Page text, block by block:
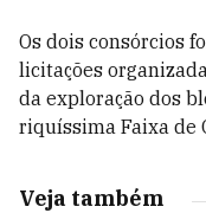
Os dois consórcios
licitações
da exploração dos
riquíssima Faixa de
Veja também